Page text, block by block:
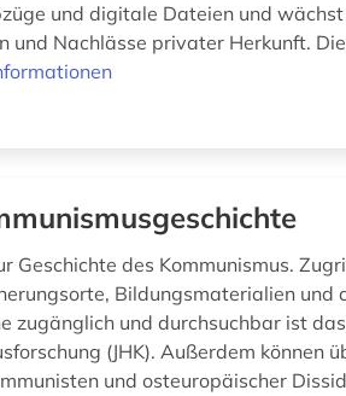
und digitale Dateien und
und Nachlässe privater Herkunft.
Geschichte des Kommunismus.
Bildungsmaterialien und
zugänglich und durchsuchbar ist
(JHK). Außerdem können
und osteuropäischer